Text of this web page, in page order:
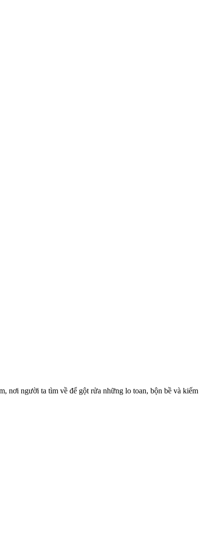
nơi người ta tìm về để gột rửa những lo toan, bộn bề và kiếm